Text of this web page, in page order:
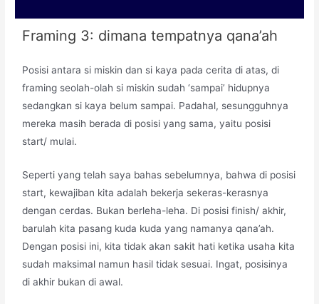
Framing 3: dimana tempatnya qana’ah
Posisi antara si miskin dan si kaya pada cerita di atas, di
framing seolah-olah si miskin sudah ‘sampai’ hidupnya
sedangkan si kaya belum sampai. Padahal, sesungguhnya
mereka masih berada di posisi yang sama, yaitu posisi
start/ mulai.
Seperti yang telah saya bahas sebelumnya, bahwa di posisi
start, kewajiban kita adalah bekerja sekeras-kerasnya
dengan cerdas. Bukan berleha-leha. Di posisi finish/ akhir,
barulah kita pasang kuda kuda yang namanya qana’ah.
Dengan posisi ini, kita tidak akan sakit hati ketika usaha kita
sudah maksimal namun hasil tidak sesuai. Ingat, posisinya
di akhir bukan di awal.